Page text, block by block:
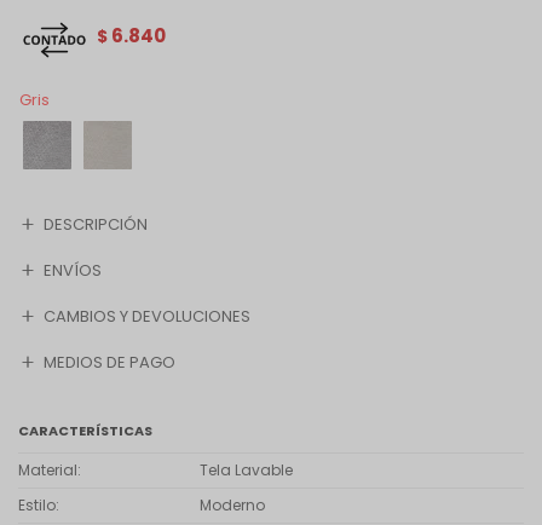
$ 6.840
Gris
DESCRIPCIÓN
ENVÍOS
CAMBIOS Y DEVOLUCIONES
MEDIOS DE PAGO
CARACTERÍSTICAS
Material
Tela Lavable
Estilo
Moderno